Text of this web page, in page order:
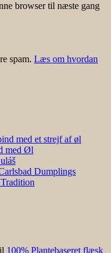
browser til næste gang
spam. Læs om hvordan
med et strejf af øl
med Øl
Dumplings
100% Plantebaseret flæsk